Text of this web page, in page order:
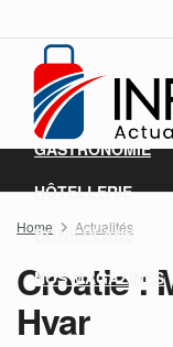
ACTUALITÉS
DESTINATIONS
GASTRONOMIE
HÔTELLERIE
BONS PLANS
NOS MAGAZINES
Home Actualités
Croatie :
Hvar